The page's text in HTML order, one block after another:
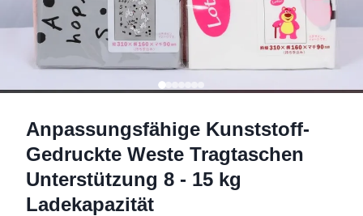
Anpassungsfähige Kunststoff-
Gedruckte Weste Tragtaschen
Unterstützung 8 - 15 kg
Ladekapazität